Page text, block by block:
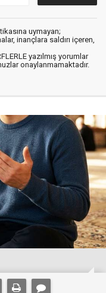
uymayan;
inançlara saldırı içeren,
yazılmış yorumlar
onaylanmamaktadır.